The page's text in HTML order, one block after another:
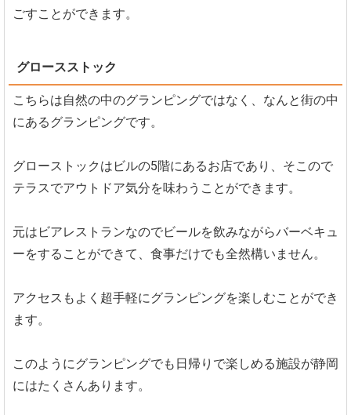
ごすことができます。
グロースストック
こちらは自然の中のグランピングではなく、なんと街の中
にあるグランピングです。
グローストックはビルの5階にあるお店であり、そこので
テラスでアウトドア気分を味わうことができます。
元はビアレストランなのでビールを飲みながらバーベキュ
ーをすることができて、食事だけでも全然構いません。
アクセスもよく超手軽にグランピングを楽しむことができ
ます。
このようにグランピングでも日帰りで楽しめる施設が静岡
にはたくさんあります。